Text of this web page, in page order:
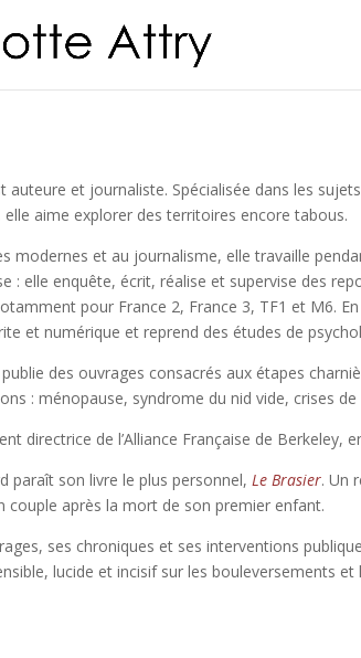
auteure et journaliste. Spécialisée dans les
aime explorer des territoires encore tabous.
modernes et au journalisme, elle travaille
: elle enquête, écrit, réalise et supervise des
pour France 2, France 3, TF1 et M6.
et numérique et reprend des études de
des ouvrages consacrés aux étapes
: ménopause, syndrome du nid vide, crises de
directrice de l’Alliance Française de Berkeley,
paraît son livre le plus personnel, Le Brasier. Un
couple après la mort de son premier enfant.
ses chroniques et ses interventions
lucide et incisif sur les bouleversements